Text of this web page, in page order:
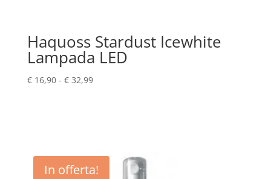
Haquoss Stardust Icewhite
Lampada LED
€16,90 - €32,99Fascia
In offerta!